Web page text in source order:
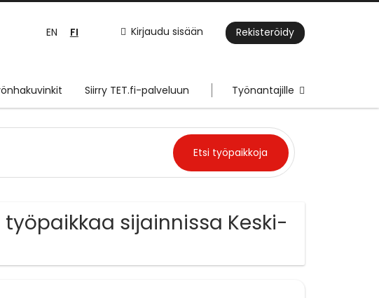
Kirjaudu sisään Rekisteröidy
EN FI
Siirry TET.fi-palveluun Työnantajille
sijainnissa Keski-